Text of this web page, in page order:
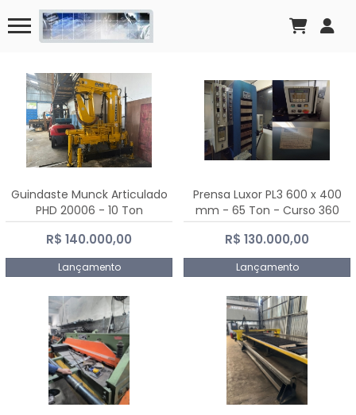
Guindaste Munck Articulado
PHD 20006 - 10 Ton
R$ 140.000,00
Lançamento
Prensa Luxor PL3 600 x 400
mm - 65 Ton - Curso 360
mm
R$ 130.000,00
Lançamento